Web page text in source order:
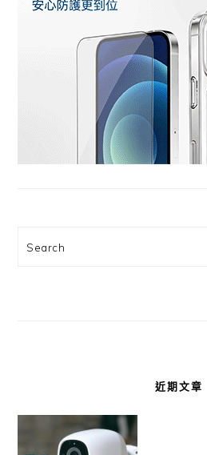
Search
近期文章